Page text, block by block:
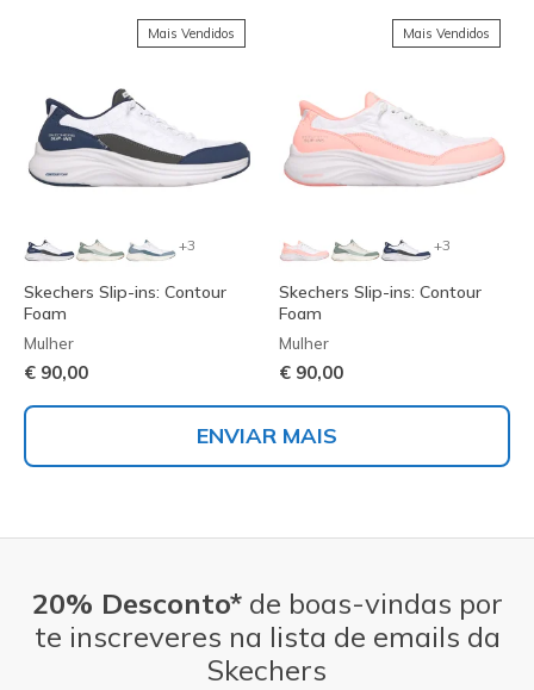
Mais Vendidos
+3
Skechers Slip-ins: Contour
Foam
Mulher
€ 90,00
Mais Vendidos
+3
Skechers Slip-ins: Contour
Foam
Mulher
€ 90,00
ENVIAR MAIS
20% Desconto*de boas-vindas por
te inscreveres na lista de emails da
Skechers